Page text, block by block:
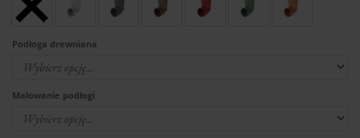
Podłoga drewniana
Malowanie podłogi